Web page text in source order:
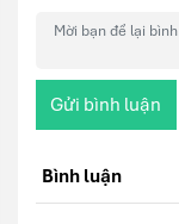
Gửi bình luận
Bình luận